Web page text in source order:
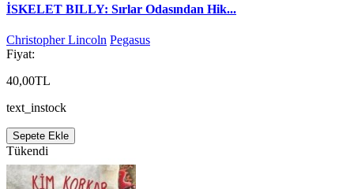
İSKELET BILLY: Sırlar Odasından Hik...
Christopher Lincoln Pegasus
Fiyat:
40,00TL
text_instock
Sepete Ekle
Tükendi